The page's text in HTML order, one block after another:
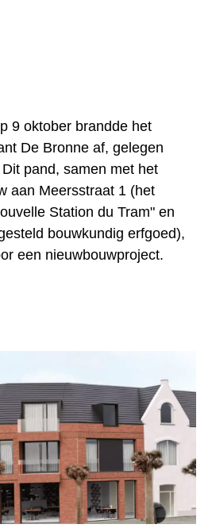
9 oktober brandde het
De Bronne af, gelegen
pand, samen met het
aan Meersstraat 1 (het
Station du Tram" en
bouwkundig erfgoed),
een nieuwbouwproject.